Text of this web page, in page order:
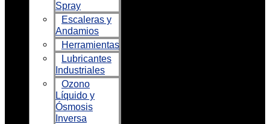
Spray
Escaleras y
Andamios
Herramientas
Lubricantes
Industriales
Ozono
Líquido y
Ósmosis
Inversa